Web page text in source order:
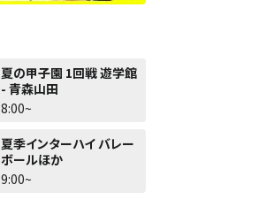
夏の甲子園 1回戦 遊学館
- 青森山田
8:00~
夏季インターハイ バレー
ボールほか
9:00~